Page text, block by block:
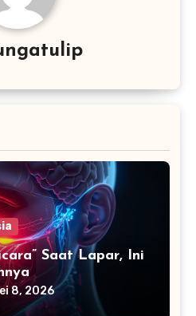
Saat Lapar, Ini
8, 2026